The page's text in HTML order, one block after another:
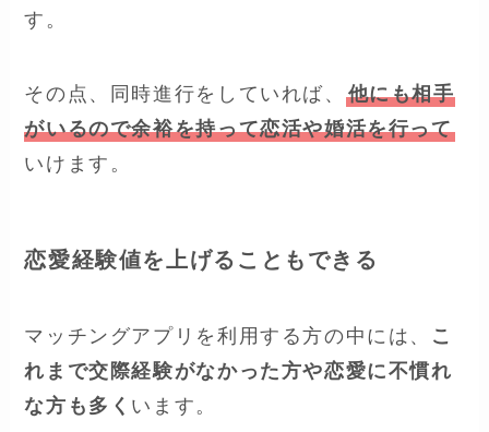
す。
その点、同時進行をしていれば、 他にも相手
がいるので余裕を持って恋活や婚活を行って
いけます。
恋愛経験値を上げることもできる
マッチングアプリを利用する方の中には、 こ
れまで交際経験がなかった方や恋愛に不慣れ
な方も多く います。